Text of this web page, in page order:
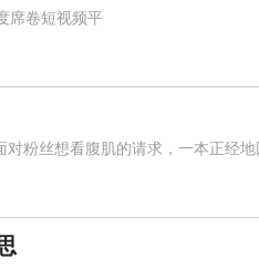
卷短视频平
粉丝想看腹肌的请求，一本正经地